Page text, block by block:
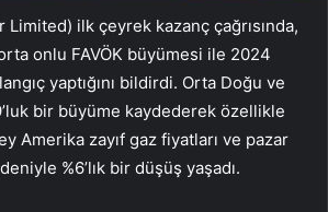
Limited) ilk çeyrek kazanç çağrısında,
onlu FAVÖK büyümesi ile 2024
yaptığını bildirdi. Orta Doğu ve
bir büyüme kaydederek özellikle
Amerika zayıf gaz fiyatları ve pazar
%6’lık bir düşüş yaşadı.